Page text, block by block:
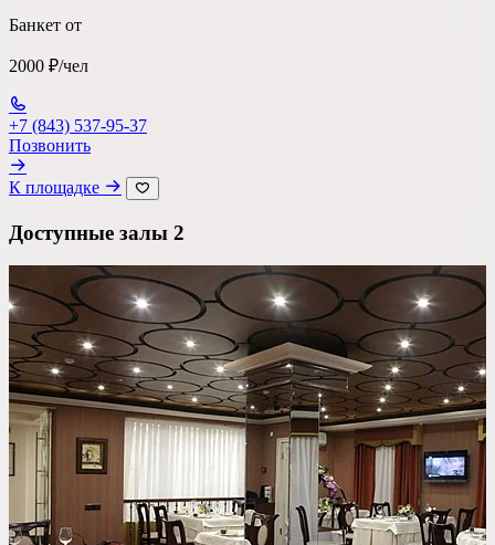
Банкет от
2000 ₽/чел
+7 (843) 537-95-37
Позвонить
К площадке
Доступные залы 2